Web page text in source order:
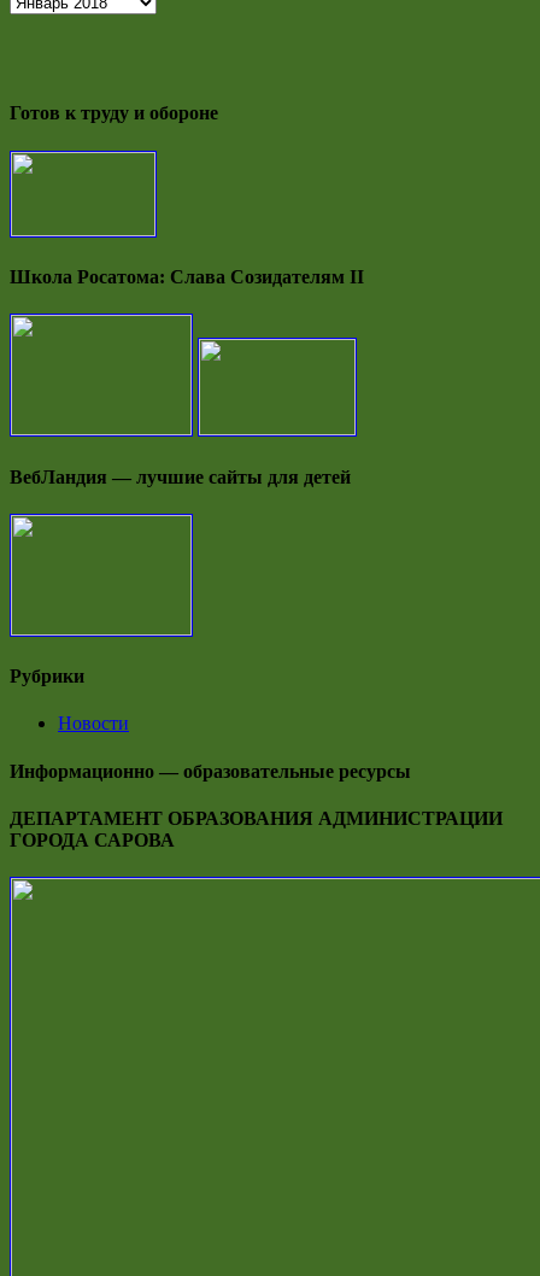
Готов к труду и обороне
Школа Росатома: Слава Созидателям II
ВебЛандия — лучшие сайты для детей
Рубрики
Новости
Информационно — образовательные ресурсы
ДЕПАРТАМЕНТ ОБРАЗОВАНИЯ АДМИНИСТРАЦИИ
ГОРОДА САРОВА